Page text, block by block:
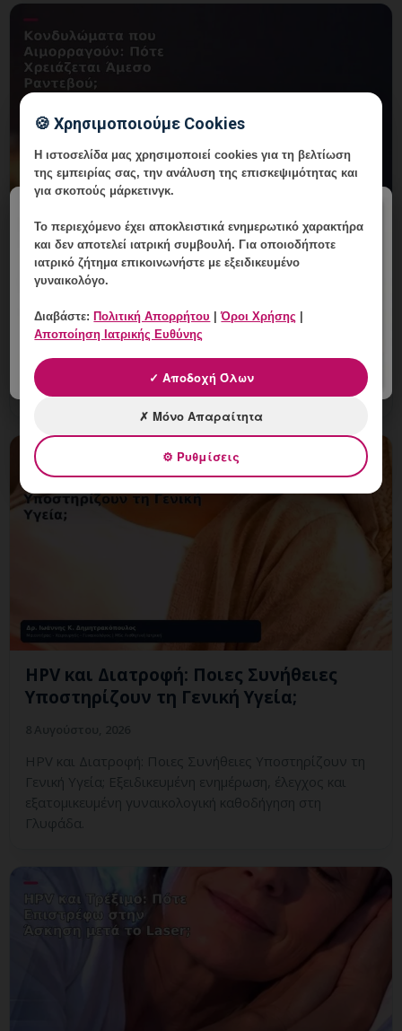
Κονδυλώματα που Αιμορραγούν: Πότε
Χρειάζεται Άμεσο Ραντεβού;
Κονδυλώματα που Αιμορραγούν: Πότε Χρειάζεται
εξατομικευμένη γυναικολογική καθοδήγηση στη
Γλυφάδα.
HPV και Διατροφή: Ποιες Συνήθειες
Υποστηρίζουν τη Γενική Υγεία;
HPV και Διατροφή: Ποιες Συνήθειες Υποστηρίζουν τη
Γενική Υγεία; Εξειδικευμένη ενημέρωση, έλεγχος και
εξατομικευμένη γυναικολογική καθοδήγηση στη
Γλυφάδα.
🍪 Χρησιμοποιούμε Cookies
Η ιστοσελίδα μας χρησιμοποιεί cookies για τη βελτίωση
της εμπειρίας σας, την ανάλυση της επισκεψιμότητας και
για σκοπούς μάρκετινγκ.
Το περιεχόμενο έχειαποκλειστικά ενημερωτικό χαρακτήρα
και δεν αποτελεί ιατρική συμβουλή. Για οποιοδήποτε
ιατρικό ζήτημα επικοινωνήστε με εξειδικευμένο
γυναικολόγο.
Διαβάστε: Πολιτική Απορρήτου |Όροι Χρήσης
Αποποίηση Ιατρικής Ευθύνης
✓ Αποδοχή Όλων
✗ Μόνο Απαραίτητα
⚙ Ρυθμίσεις